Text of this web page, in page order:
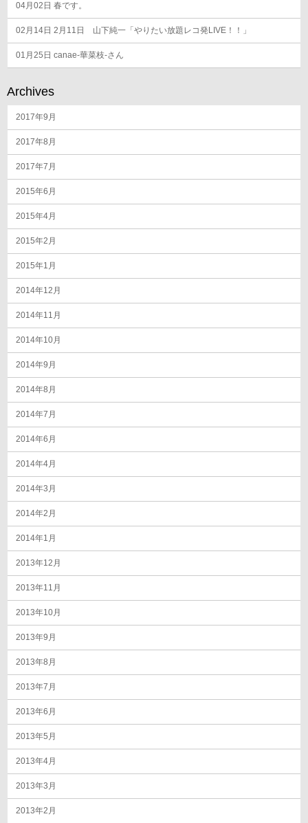
04月02日 春です。
02月14日 2月11日 山下純一「やりたい放題レコ発LIVE！！」
01月25日 canae-華菜枝-さん
Archives
2017年9月
2017年8月
2017年7月
2015年6月
2015年4月
2015年2月
2015年1月
2014年12月
2014年11月
2014年10月
2014年9月
2014年8月
2014年7月
2014年6月
2014年4月
2014年3月
2014年2月
2014年1月
2013年12月
2013年11月
2013年10月
2013年9月
2013年8月
2013年7月
2013年6月
2013年5月
2013年4月
2013年3月
2013年2月